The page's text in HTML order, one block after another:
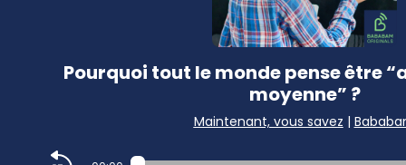
Pourquoi tout le monde pense être
moyenne” ?
Maintenant, vous savez |